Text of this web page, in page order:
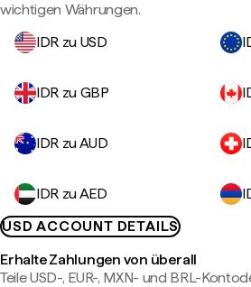
wichtigen Währungen.
IDR zu USD
IDR zu GBP
IDR zu AUD
IDR zu AED
USD ACCOUNT DETAILS
Erhalte Zahlungen von überall
Teile USD-, EUR-, MXN- und BRL-